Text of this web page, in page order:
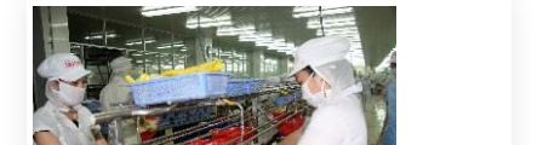
công ty nước ngoài vào mua hết...Câu chuyện tranh
mua cà phê xuất khẩu đã “nóng” lên trong thời gian
qua, nhưng để tìm lối ra cho ngành cà phê xuất khẩu
của Việt Nam, không chỉ đơn thuần là việc tranh